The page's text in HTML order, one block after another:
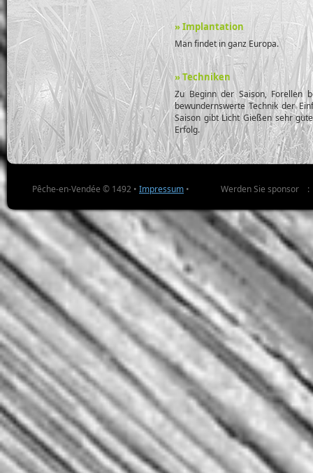
» Implantation
Man findet in ganz Europa.
» Techniken
Zu Beginn der Saison, Forellen
bewundernswerte Technik der
Saison gibt Licht Gießen sehr
Erfolg.
Pêche-en-Vendée © 1492 • Impressum • Werden Sie sponsor :